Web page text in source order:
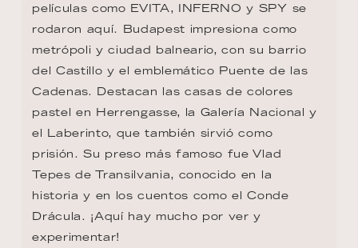
películas como EVITA, INFERNO y SPY se
rodaron aquí. Budapest impresiona como
metrópoli y ciudad balneario, con su barrio
del Castillo y el emblemático Puente de las
Cadenas. Destacan las casas de colores
pastel en Herrengasse, la Galería Nacional y
el Laberinto, que también sirvió como
prisión. Su preso más famoso fue Vlad
Tepes de Transilvania, conocido en la
historia y en los cuentos como el Conde
Drácula. ¡Aquí hay mucho por ver y
experimentar!